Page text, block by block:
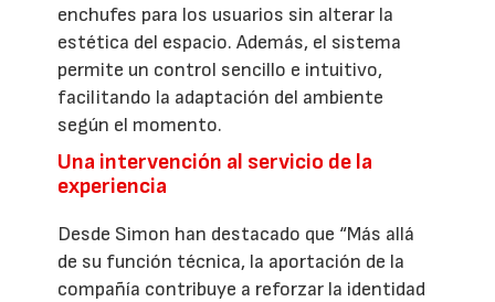
enchufes para los usuarios sin alterar la
estética del espacio. Además, el sistema
permite un control sencillo e intuitivo,
facilitando la adaptación del ambiente
según el momento.
Una intervención al servicio de la
experiencia
Desde Simon han destacado que “Más allá
de su función técnica, la aportación de la
compañía contribuye a reforzar la identidad